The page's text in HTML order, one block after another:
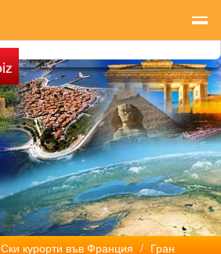
Ски курорти във Франция / Гран